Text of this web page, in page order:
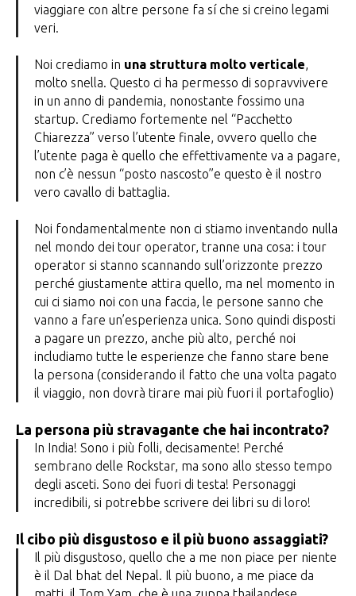
viaggiare con altre persone fa sí che si creino legami
veri.
Noi crediamo in una struttura molto verticale,
molto snella. Questo ci ha permesso di sopravvivere
in un anno di pandemia, nonostante fossimo una
startup. Crediamo fortemente nel “Pacchetto
Chiarezza” verso l’utente finale, ovvero quello che
l’utente paga è quello che effettivamente va a pagare,
non c’è nessun “posto nascosto”e questo è il nostro
vero cavallo di battaglia.
Noi fondamentalmente non ci stiamo inventando nulla
nel mondo dei tour operator, tranne una cosa: i tour
operator si stanno scannando sull’orizzonte prezzo
perché giustamente attira quello, ma nel momento in
cui ci siamo noi con una faccia, le persone sanno che
vanno a fare un’esperienza unica. Sono quindi disposti
a pagare un prezzo, anche più alto, perché noi
includiamo tutte le esperienze che fanno stare bene
la persona (considerando il fatto che una volta pagato
il viaggio, non dovrà tirare mai più fuori il portafoglio)
La persona più stravagante che hai incontrato?
In India! Sono i più folli, decisamente! Perché
sembrano delle Rockstar, ma sono allo stesso tempo
degli asceti. Sono dei fuori di testa! Personaggi
incredibili, si potrebbe scrivere dei libri su di loro!
Il cibo più disgustoso e il più buono assaggiati?
Il più disgustoso, quello che a me non piace per niente
è il Dal bhat del Nepal. Il più buono, a me piace da